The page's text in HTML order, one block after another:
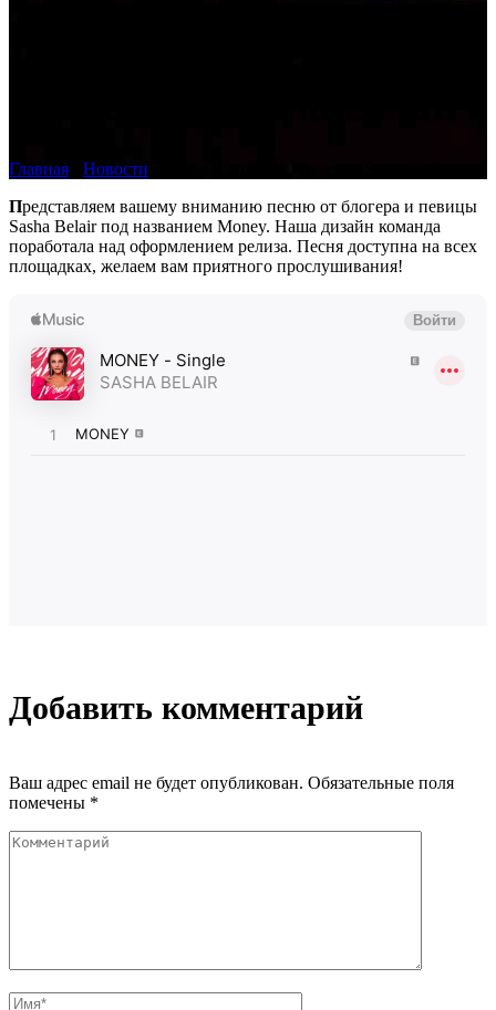
Главная Новости
Представляем вашему вниманию песню от блогера и певицы
Sasha Belair под названием Money. Наша дизайн команда
поработала над оформлением релиза. Песня доступна на всех
площадках, желаем вам приятного прослушивания!
Добавить комментарий
Ваш адрес email не будет опубликован. Обязательные поля
помечены *